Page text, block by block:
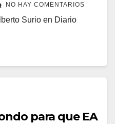
NO HAY COMENTARIOS
Surio en Diario
para que EA